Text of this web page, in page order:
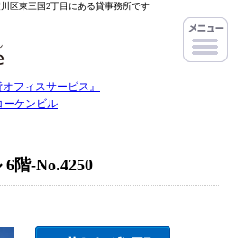
区東三国2丁目にある貸事務所です
フィスサービス』
ーケンビル
階-No.4250